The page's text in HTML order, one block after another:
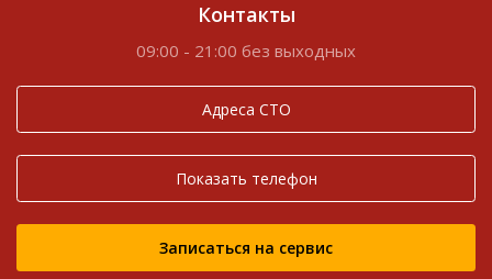
Контакты
09:00 - 21:00 без выходных
Адреса СТО
Показать телефон
Записаться на сервис